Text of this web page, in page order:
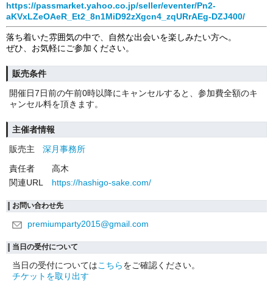
https://passmarket.yahoo.co.jp/seller/eventer/Pn2-
aKVxLZeOAeR_Et2_8n1MiD92zXgcn4_zqURrAEg-DZJ400/
落ち着いた雰囲気の中で、自然な出会いを楽しみたい方へ。
ぜひ、お気軽にご参加ください。
販売条件
開催日7日前の午前0時以降にキャンセルすると、参加費全額のキ
ャンセル料を頂きます。
主催者情報
販売主
深月事務所
責任者
高木
関連URL
https://hashigo-sake.com/
お問い合わせ先
premiumparty2015@gmail.com
当日の受付について
当日の受付についてはこちらをご確認ください。
チケットを取り出す